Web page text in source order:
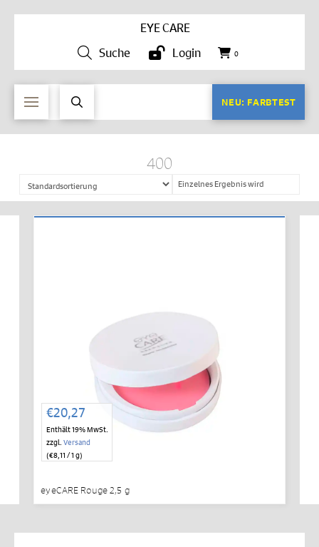
EYE CARE
Suche
Login 0
NEU: FARBTEST
400
Einzelnes Ergebnis wird
angezeigt
€20,27
Enthält 19% MwSt.
zzgl. Versand
(€8,11 / 1 g)
eyeCARE Rouge 2,5 g